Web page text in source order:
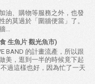
油、購物等服務之外，也發
的莫過於「圍牆便當」了。
...
生魚片 觀光魚市)
BAND 的計畫流產，所以跟
美，逛到一半的時候竟下起
過這樣也好，因為忙了一天